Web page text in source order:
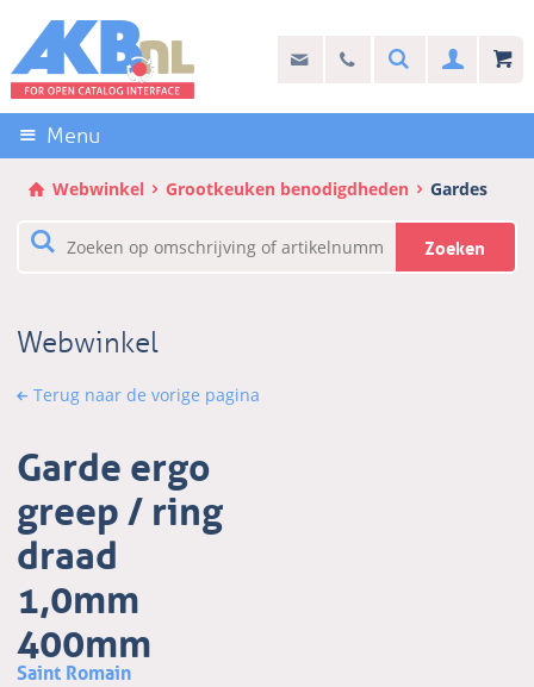
links
over
Direct
naar
de
inhoud
naar
info@akb.nl
Stel uw vraag
030 69 50 814Search
Menu
Webwinkel Grootkeuken benodigdheden Gardes
Zoeken
Webwinkel
Terug naar de vorige pagina
Garde ergo
greep / ring
draad
1,0mm
400mm
Saint Romain